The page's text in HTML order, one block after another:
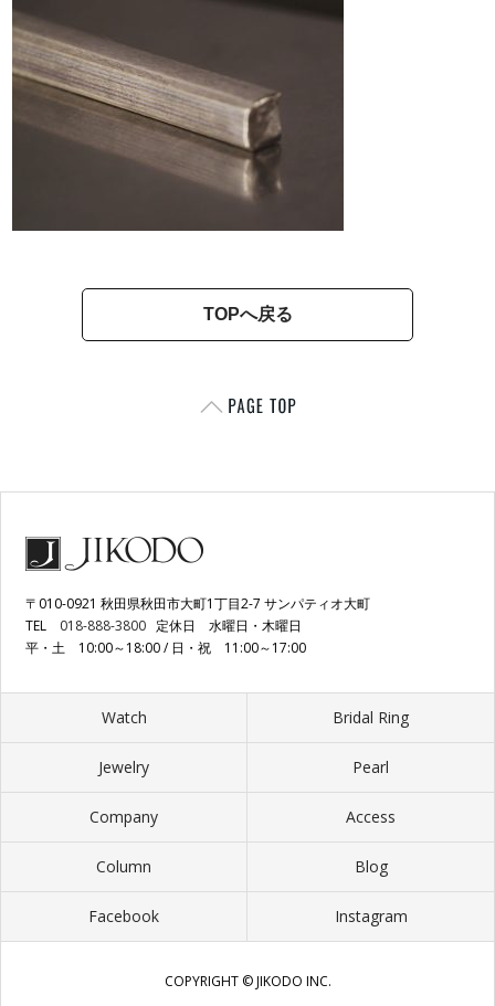
TOPへ戻る
〒010-0921 秋田県秋田市大町1丁目2-7 サンパティオ大町
TEL 018-888-3800 定休日 水曜日・木曜日
平・土 10:00～18:00 / 日・祝 11:00～17:00
Watch Bridal Ring
Jewelry Pearl
Company Access
Column Blog
Facebook Instagram
COPYRIGHT © JIKODO INC.